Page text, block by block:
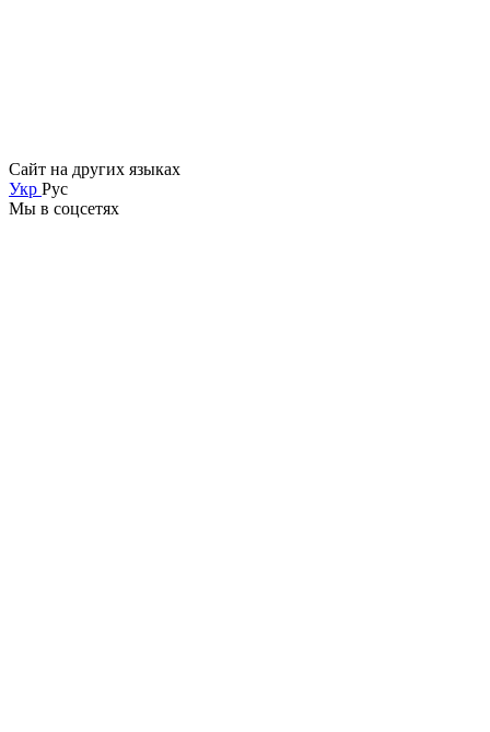
Сайт на других языках
Укр Рус
Мы в соцсетях